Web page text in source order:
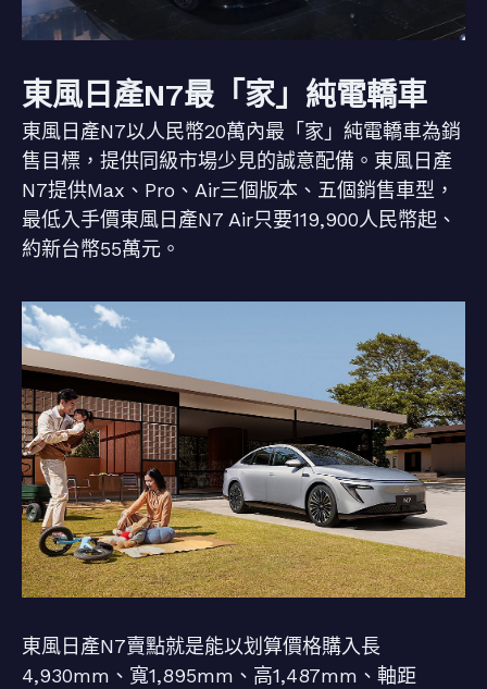
東風日產N7最「家」純電轎車
東風日產N7以人民幣20萬內最「家」純電轎車為銷
售目標，提供同級市場少見的誠意配備。東風日產
N7提供Max、Pro、Air三個版本、五個銷售車型，
最低入手價東風日產N7 Air只要119,900人民幣起、
約新台幣55萬元。
東風日產N7賣點就是能以划算價格購入長
4,930mm、寬1,895mm、高1,487mm、軸距